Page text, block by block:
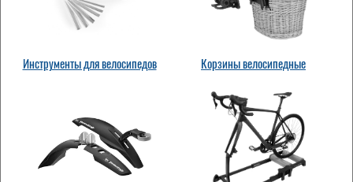
Инструменты для велосипедов Корзины велосипедные